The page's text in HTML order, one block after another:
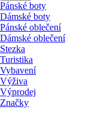
Pánské boty
Dámské boty
Pánské oblečení
Dámské oblečení
Stezka
Turistika
Vybavení
Výživa
Výprodej
Značky